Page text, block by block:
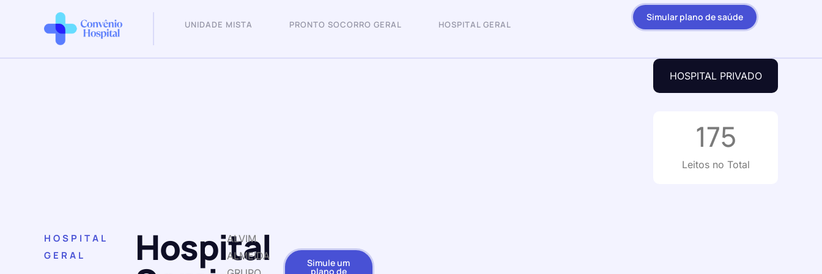
UNIDADE MISTA PRONTO SOCORRO GERAL HOSPITAL GERAL
Simular plano de saúde
HOSPITAL
GERAL
Hospital
ALVIM
ALMEIDA
Simule um
plano de
HOSPITAL PRIVADO
Leitos no Total
175